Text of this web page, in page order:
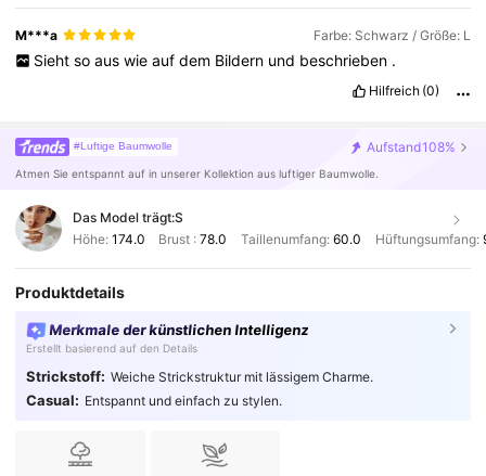
M***a Farbe: Schwarz / Größe: L
Sieht so aus wie auf dem Bildern und beschrieben .
Hilfreich (0)
#Luftige Baumwolle Aufstand108%
Atmen Sie entspannt auf in unserer Kollektion aus luftiger Baumwolle.
Das Model trägt:S
Höhe: 174.0 Brust :78.0 Taillenumfang: 60.0 Hüftungsumfang:
Produktdetails
Merkmale der künstlichen Intelligenz
Erstellt basierend auf den Details
Strickstoff: Weiche Strickstruktur mit lässigem Charme.
Casual: Entspannt und einfach zu stylen.